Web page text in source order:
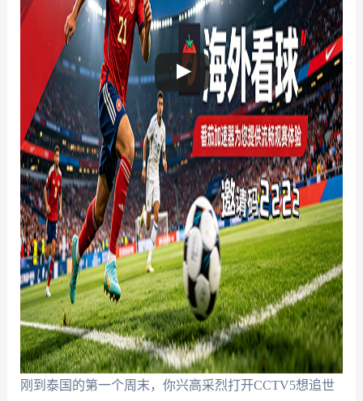
刚到泰国的第一个周末，你兴高采烈打开CCTV5想追世